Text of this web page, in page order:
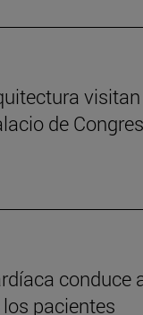
de
conduce
pacientes